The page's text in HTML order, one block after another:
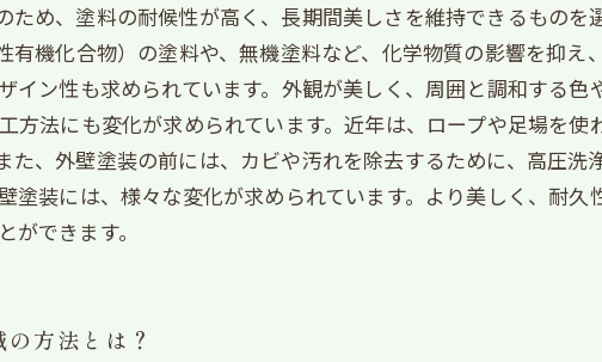
ため、塗料の耐候性が高く、長期間美しさを維持できるもの
有機化合物）の塗料や、無機塗料など、化学物質の影響を抑
イン性も求められています。外観が美しく、周囲と調和する
方法にも変化が求められています。近年は、ロープや足場を
た、外壁塗装の前には、カビや汚れを除去するために、高圧
塗装には、様々な変化が求められています。より美しく、耐
できます。
方法とは？